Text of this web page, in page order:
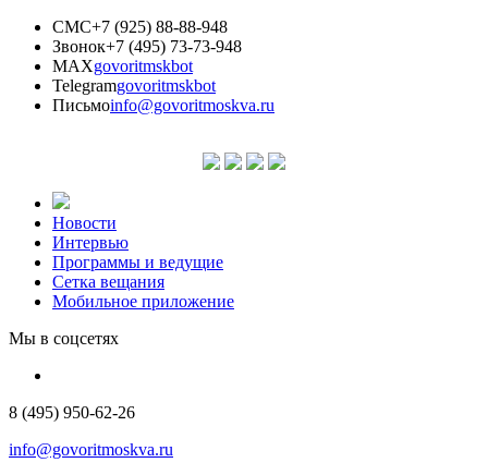
СМС+7 (925) 88-88-948
Звонок+7 (495) 73-73-948
MAXgovoritmskbot
Telegramgovoritmskbot
Письмоinfo@govoritmoskva.ru
Новости
Интервью
Программы и ведущие
Сетка вещания
Мобильное приложение
Мы в соцсетях
8 (495) 950-62-26
info@govoritmoskva.ru